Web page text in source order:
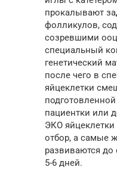
прокалывают
фолликулов,
созревшими
специальный
генетический
после чего в
яйцеклетки
пациентки или
ЭКО
отбор, а самые
развиваются до
5-6 дней.